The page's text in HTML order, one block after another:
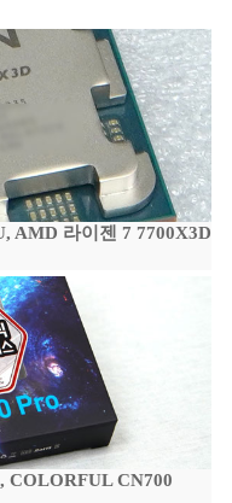
AMD 라이젠 7 7700X3D
COLORFUL CN700